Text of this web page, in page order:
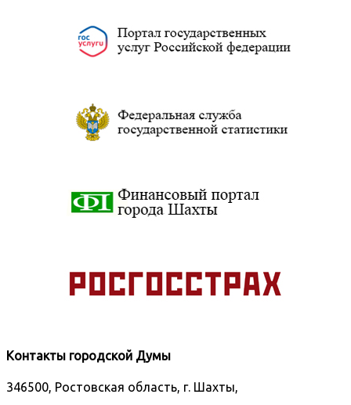
Контакты городской Думы
346500, Ростовская область, г. Шахты,